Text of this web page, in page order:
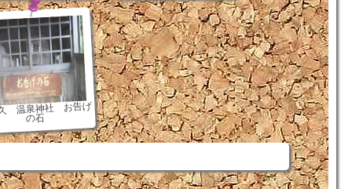
温泉神社 お告げ
の石